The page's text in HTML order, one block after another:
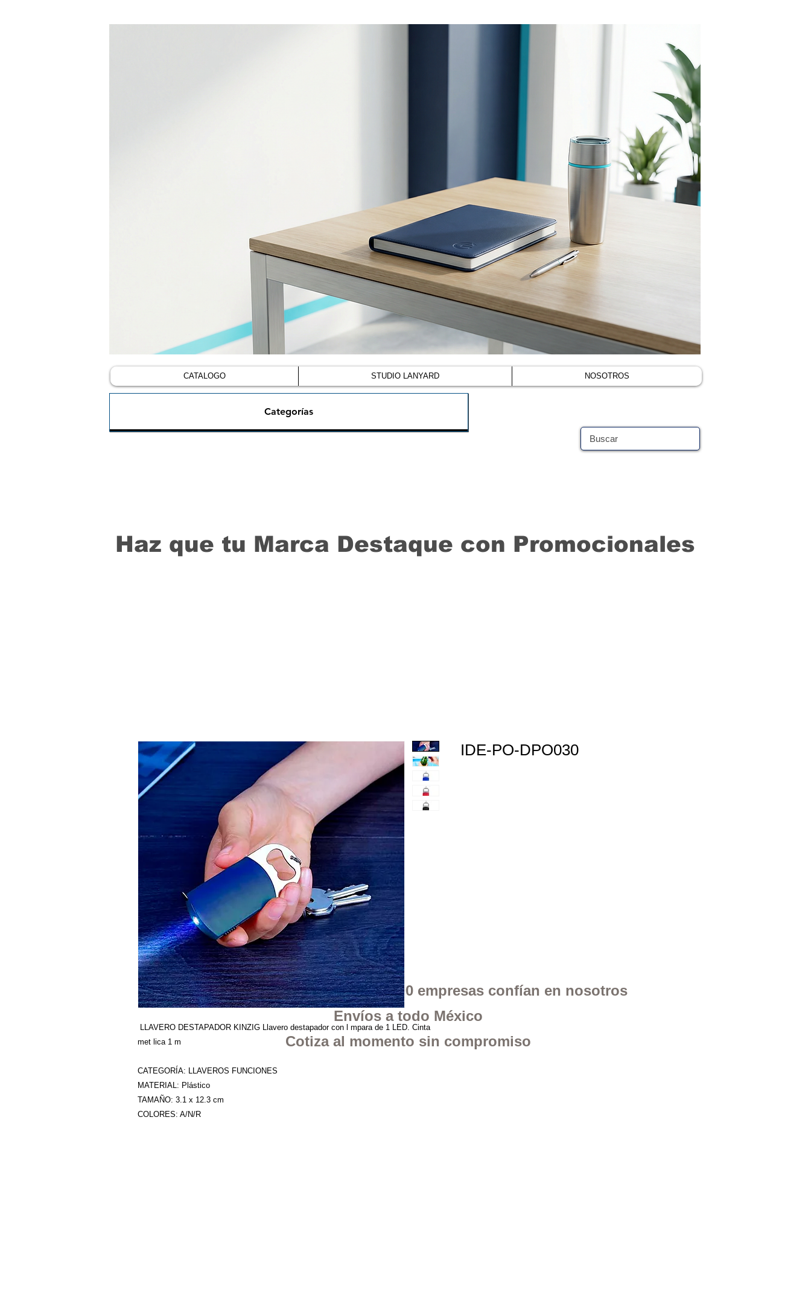
CATALOGO STUDIO LANYARD NOSOTROS
Categorías
5 Estrellas en Google mas de 400 empresas confían en nosotros
Envíos a todo México
Cotiza al momento sin compromiso
Haz que tu Marca Destaque con Promocionales
LLAVERO DESTAPADOR KINZIG Llavero destapador con l mpara de 1 LED. Cinta
met lica 1 m
CATEGORÍA: LLAVEROS FUNCIONES
MATERIAL: Plástico
TAMAÑO: 3.1 x 12.3 cm
COLORES: A/N/R
IDE-PO-DPO030